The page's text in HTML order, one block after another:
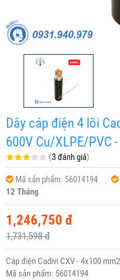
Dây cáp điện 4 lõi
600V Cu/XLPE/PVC
(3 đánh giá)
Mã sản phẩm: 56014194
12 Tháng
1,246,750 đ
1,731,598 đ
Cáp điện Cadivi CXV - 4x100
Mã sản phẩm: 56014194